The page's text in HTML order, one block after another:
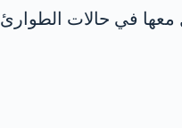
في حالات الطوارئ